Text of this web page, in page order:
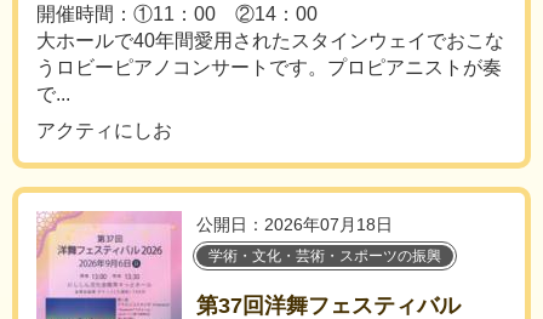
開催時間：①11：00 ②14：00
大ホールで40年間愛用されたスタインウェイでおこな
うロビーピアノコンサートです。プロピアニストが奏
で...
アクティにしお
公開日：2026年07月18日
学術・文化・芸術・スポーツの振興
第37回洋舞フェスティバル